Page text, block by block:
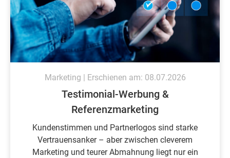
Marketing | Erschienen am: 08.07.2026
Testimonial-Werbung &
Referenzmarketing
Kundenstimmen und Partnerlogos sind starke
Vertrauensanker – aber zwischen cleverem
Marketing und teurer Abmahnung liegt nur ein